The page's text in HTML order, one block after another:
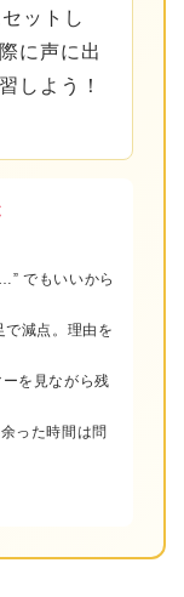
ットし
に声に出
しよう！
でもいいから
減点。理由を
を見ながら残
った時間は問